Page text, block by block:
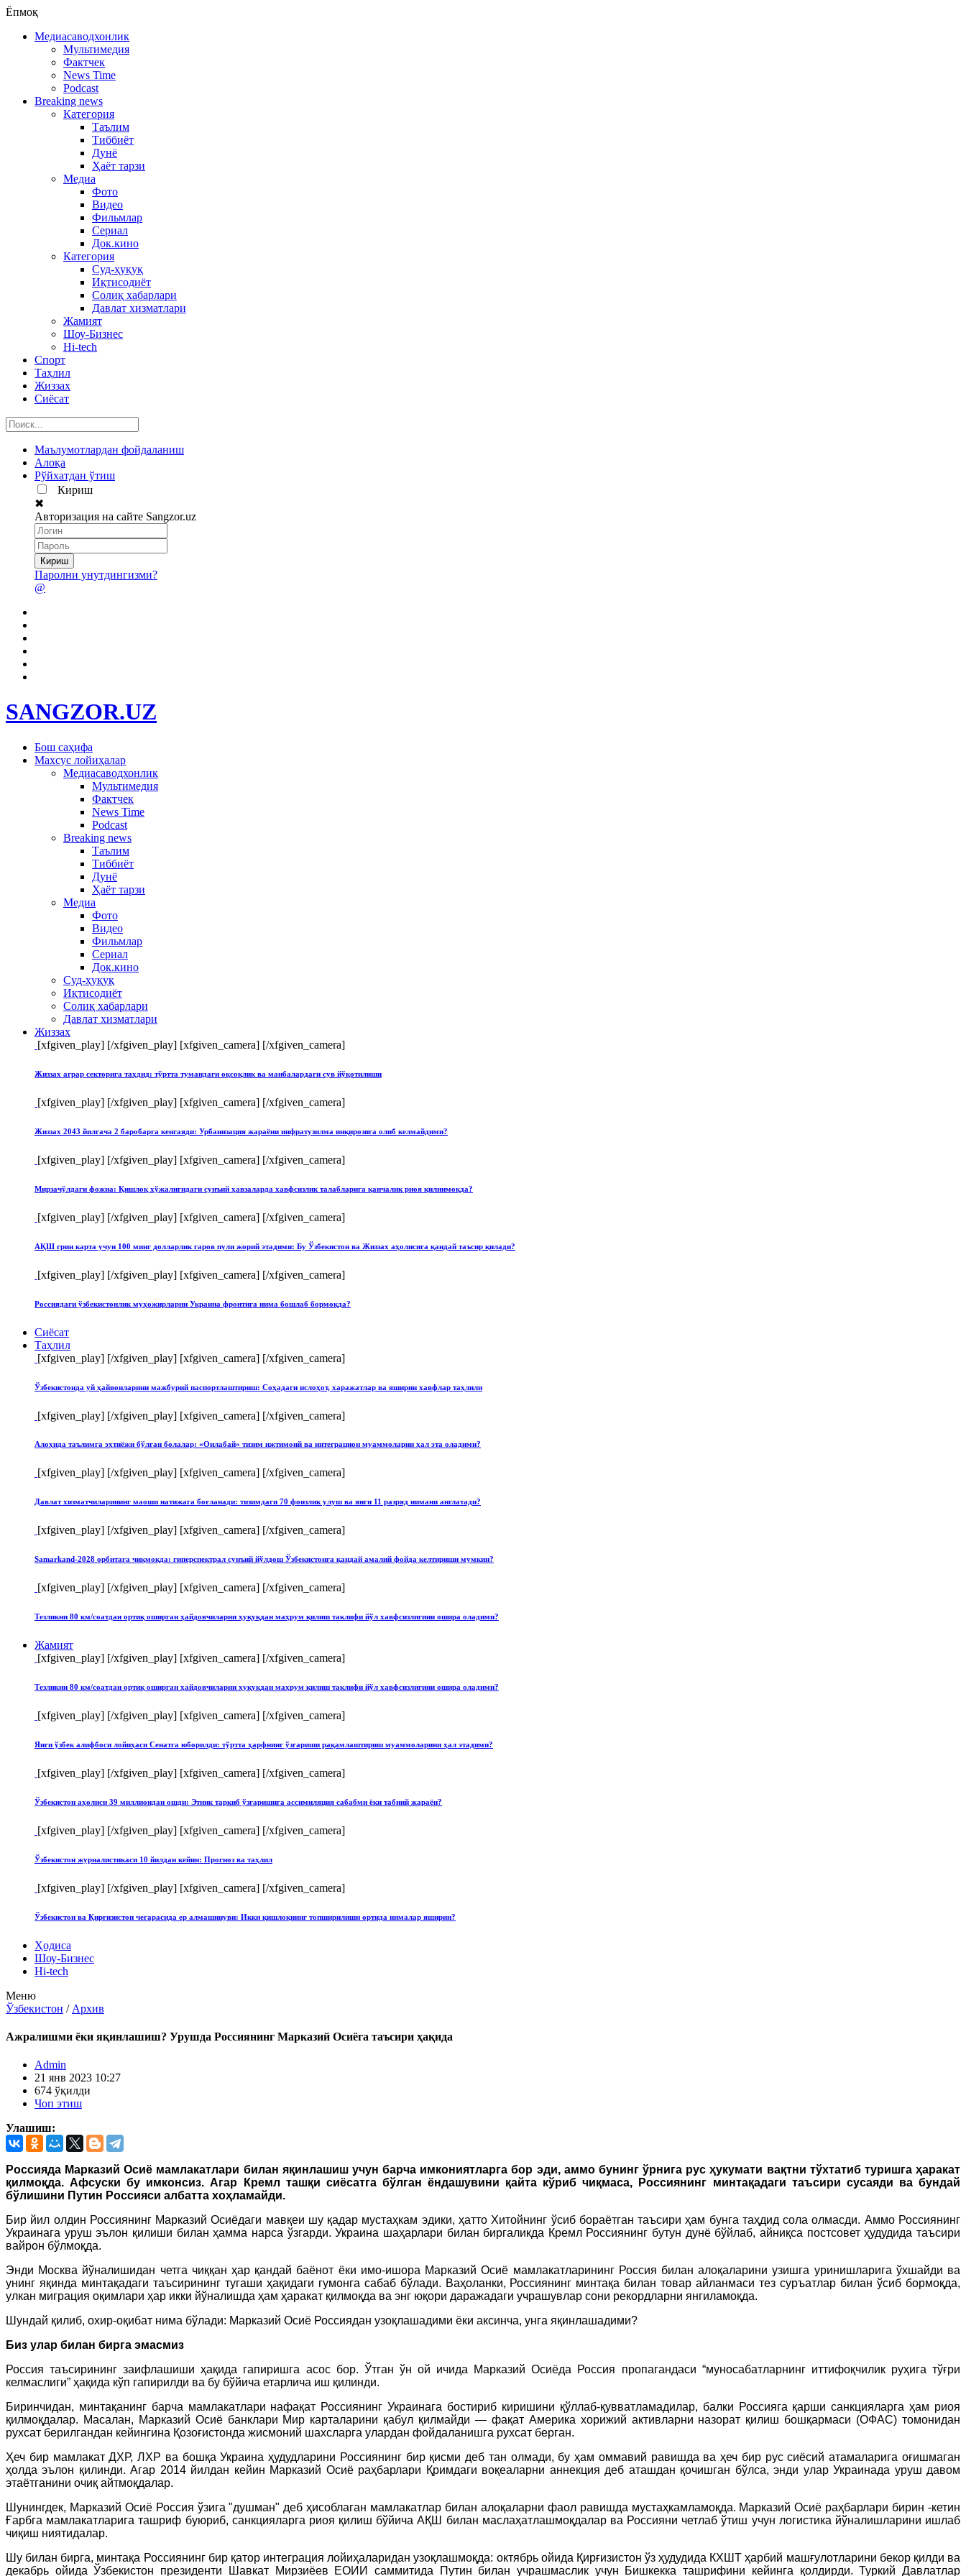
Ёпмоқ
Медиасаводхонлик
Мультимедия
Фактчек
News Time
Podcast
Breaking news
Категория
Таълим
Тиббиёт
Дунё
Ҳаёт тарзи
Медиа
Фото
Видео
Фильмлар
Сериал
Док.кино
Категория
Суд-ҳуқуқ
Иқтисодиёт
Солиқ хабарлари
Давлат хизматлари
Жамият
Шоу-Бизнес
Hi-tech
Спорт
Таҳлил
Жиззах
Сиёсат
Маълумотлардан фойдаланиш
Алоқа
Рўйхатдан ўтиш
Кириш
✖
Авторизация на сайте Sangzor.uz
Паролни унутдингизми?
@
SANGZOR.UZ
Бош саҳифа
Махсус лойиҳалар
Медиасаводхонлик
Мультимедия
Фактчек
News Time
Podcast
Breaking news
Таълим
Тиббиёт
Дунё
Ҳаёт тарзи
Медиа
Фото
Видео
Фильмлар
Сериал
Док.кино
Суд-ҳуқуқ
Иқтисодиёт
Солиқ хабарлари
Давлат хизматлари
Жиззах
[xfgiven_play] [/xfgiven_play] [xfgiven_camera] [/xfgiven_camera]
Жиззах аграр секторига таҳдид: тўртта тумандаги оқсоқлик ва манбалардаги сув йўқотилиши
[xfgiven_play] [/xfgiven_play] [xfgiven_camera] [/xfgiven_camera]
Жиззах 2043 йилгача 2 баробарга кенгаяди: Урбанизация жараёни инфратузилма инқирозига олиб келмайдими?
[xfgiven_play] [/xfgiven_play] [xfgiven_camera] [/xfgiven_camera]
Мирзачўлдаги фожиа: Қишлоқ хўжалигидаги сунъий ҳавзаларда хавфсизлик талабларига қанчалик риоя қилинмоқда?
[xfgiven_play] [/xfgiven_play] [xfgiven_camera] [/xfgiven_camera]
АҚШ грин карта учун 100 минг долларлик гаров пули жорий этадими: Бу Ўзбекистон ва Жиззах аҳолисига қандай таъсир қилади?
[xfgiven_play] [/xfgiven_play] [xfgiven_camera] [/xfgiven_camera]
Россиядаги ўзбекистонлик муҳожирларни Украина фронтига нима бошлаб бормоқда?
Сиёсат
Таҳлил
[xfgiven_play] [/xfgiven_play] [xfgiven_camera] [/xfgiven_camera]
Ўзбекистонда уй ҳайвонларини мажбурий паспортлаштириш: Соҳадаги ислоҳот, харажатлар ва яширин хавфлар таҳлили
[xfgiven_play] [/xfgiven_play] [xfgiven_camera] [/xfgiven_camera]
Алоҳида таълимга эҳтиёжи бўлган болалар: «Оилабай» тизим ижтимоий ва интеграцион муаммоларни ҳал эта оладими?
[xfgiven_play] [/xfgiven_play] [xfgiven_camera] [/xfgiven_camera]
Давлат хизматчиларининг маоши натижага боғланади: тизимдаги 70 фоизлик улуш ва янги 11 разряд нимани англатади?
[xfgiven_play] [/xfgiven_play] [xfgiven_camera] [/xfgiven_camera]
Samarkand-2028 орбитага чиқмоқда: гиперспектрал сунъий йўлдош Ўзбекистонга қандай амалий фойда келтириши мумкин?
[xfgiven_play] [/xfgiven_play] [xfgiven_camera] [/xfgiven_camera]
Тезликни 80 км/соатдан ортиқ оширган ҳайдовчиларни ҳуқуқдан маҳрум қилиш таклифи йўл хавфсизлигини ошира оладими?
Жамият
[xfgiven_play] [/xfgiven_play] [xfgiven_camera] [/xfgiven_camera]
Тезликни 80 км/соатдан ортиқ оширган ҳайдовчиларни ҳуқуқдан маҳрум қилиш таклифи йўл хавфсизлигини ошира оладими?
[xfgiven_play] [/xfgiven_play] [xfgiven_camera] [/xfgiven_camera]
Янги ўзбек алифбоси лойиҳаси Сенатга юборилди: тўртта ҳарфнинг ўзгариши рақамлаштириш муаммоларини ҳал этадими?
[xfgiven_play] [/xfgiven_play] [xfgiven_camera] [/xfgiven_camera]
Ўзбекистон аҳолиси 39 миллиондан ошди: Этник таркиб ўзгаришига ассимиляция сабабми ёки табиий жараён?
[xfgiven_play] [/xfgiven_play] [xfgiven_camera] [/xfgiven_camera]
Ўзбекистон журналистикаси 10 йилдан кейин: Прогноз ва таҳлил
[xfgiven_play] [/xfgiven_play] [xfgiven_camera] [/xfgiven_camera]
Ўзбекистон ва Қирғизистон чегарасида ер алмашинуви: Икки қишлоқнинг топширилиши ортида нималар яширин?
Ҳодиса
Шоу-Бизнес
Hi-tech
Меню
Ўзбекистон / Архив
Ажралишми ёки яқинлашиш? Урушда Россиянинг Марказий Осиёга таъсири ҳақида
Admin
21 янв 2023 10:27
674 ўқилди
Чоп этиш
Улашиш:
Россияда Марказий Осиё мамлакатлари билан яқинлашиш учун барча имкониятларга бор эди, аммо бунинг ўрнига рус ҳукумати вақтни тўхтатиб туришга ҳаракат
қилмоқда. Афсуски бу имконсиз. Агар Кремл ташқи сиёсатга бўлган ёндашувини қайта кўриб чиқмаса, Россиянинг минтақадаги таъсири сусаяди ва бундай
бўлишини Путин Россияси албатта хоҳламайди.
Бир йил олдин Россиянинг Марказий Осиёдаги мавқеи шу қадар мустаҳкам эдики, ҳатто Хитойнинг ўсиб бораётган таъсири ҳам бунга таҳдид сола олмасди. Аммо Россиянинг
Украинага уруш эълон қилиши билан ҳамма нарса ўзгарди. Украина шаҳарлари билан биргаликда Кремл Россиянинг бутун дунё бўйлаб, айниқса постсовет ҳудудида таъсири
вайрон бўлмоқда.
Энди Москва йўналишидан четга чиққан ҳар қандай баёнот ёки имо-ишора Марказий Осиё мамлакатларининг Россия билан алоқаларини узишга уринишларига ўхшайди ва
унинг яқинда минтақадаги таъсирининг тугаши ҳақидаги гумонга сабаб бўлади. Ваҳоланки, Россиянинг минтақа билан товар айланмаси тез суръатлар билан ўсиб бормоқда,
улкан миграция оқимлари ҳар икки йўналишда ҳам ҳаракат қилмоқда ва энг юқори даражадаги учрашувлар сони рекордларни янгиламоқда.
Шундай қилиб, охир-оқибат нима бўлади: Марказий Осиё Россиядан узоқлашадими ёки аксинча, унга яқинлашадими?
Биз улар билан бирга эмасмиз
Россия таъсирининг заифлашиши ҳақида гапиришга асос бор. Ўтган ўн ой ичида Марказий Осиёда Россия пропагандаси “муносабатларнинг иттифоқчилик руҳига тўғри
келмаслиги” ҳақида кўп гапирилди ва бу бўйича етарлича иш қилинди.
Биринчидан, минтақанинг барча мамлакатлари нафақат Россиянинг Украинага бостириб киришини қўллаб-қувватламадилар, балки Россияга қарши санкцияларга ҳам риоя
қилмоқдалар. Масалан, Марказий Осиё банклари Мир карталарини қабул қилмайди — фақат Америка хорижий активларни назорат қилиш бошқармаси (ОФАC) томонидан
рухсат берилгандан кейингина Қозоғистонда жисмоний шахсларга улардан фойдаланишга рухсат берган.
Ҳеч бир мамлакат ДХР, ЛХР ва бошқа Украина ҳудудларини Россиянинг бир қисми деб тан олмади, бу ҳам оммавий равишда ва ҳеч бир рус сиёсий атамаларига оғишмаган
ҳолда эълон қилинди. Агар 2014 йилдан кейин Марказий Осиё раҳбарлари Қримдаги воқеаларни аннекция деб аташдан қочишган бўлса, энди улар Украинада уруш давом
этаётганини очиқ айтмоқдалар.
Шунингдек, Марказий Осиё Россия ўзига "душман" деб ҳисоблаган мамлакатлар билан алоқаларни фаол равишда мустаҳкамламоқда. Марказий Осиё раҳбарлари бирин -кетин
Ғарбга мамлакатларига ташриф буюриб, санкцияларга риоя қилиш бўйича АҚШ билан маслаҳатлашмоқдалар ва Россияни четлаб ўтиш учун логистика йўналишларини ишлаб
чиқиш ниятидалар.
Шу билан бирга, минтақа Россиянинг бир қатор интеграция лойиҳаларидан узоқлашмоқда: октябрь ойида Қирғизистон ўз ҳудудида КХШТ ҳарбий машғулотларини бекор қилди ва
декабрь ойида Ўзбекистон президенти Шавкат Мирзиёев ЕОИИ саммитида Путин билан учрашмаслик учун Бишкекка ташрифини кейинга қолдирди. Туркий Давлатлар